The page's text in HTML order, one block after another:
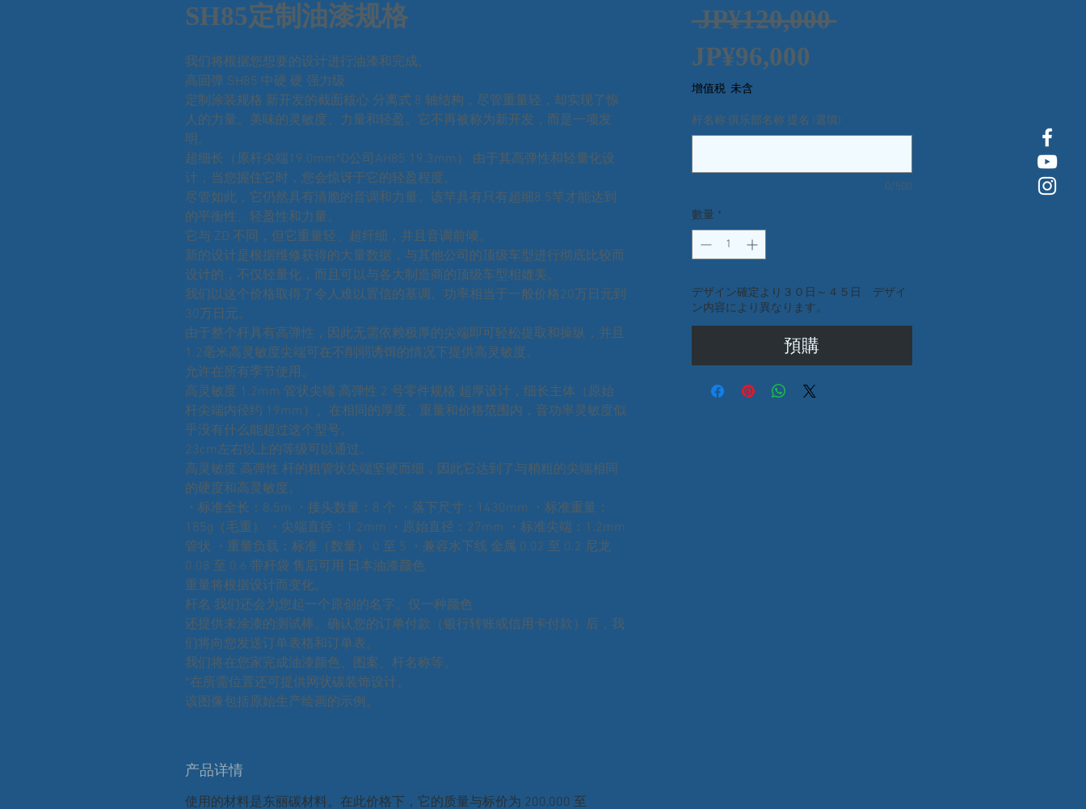
SH85定制油漆规格
我们将根据您想要的设计进行油漆和完成。
高回弹 SH85 中硬 硬 强力级
定制涂装规格 新开发的截面核心 分离式 8 轴结构，尽管重量轻，却实现了惊
人的力量。美味的灵敏度、力量和轻盈。它不再被称为新开发，而是一项发
明。
超细长（原杆尖端19.0mm*D公司AH85 19.3mm） 由于其高弹性和轻量化设
计，当您握住它时，您会惊讶于它的轻盈程度。
尽管如此，它仍然具有清脆的音调和力量。该竿具有只有超细8.5竿才能达到
的平衡性、轻盈性和力量。
它与 ZD 不同，但它重量轻、超纤细，并且音调前倾。
新的设计是根据维修获得的大量数据，与其他公司的顶级车型进行彻底比较而
设计的，不仅轻量化，而且可以与各大制造商的顶级车型相媲美。
我们以这个价格取得了令人难以置信的基调。功率相当于一般价格20万日元到
30万日元。
由于整个杆具有高弹性，因此无需依赖极厚的尖端即可轻松提取和操纵，并且
1.2毫米高灵敏度尖端可在不削弱诱饵的情况下提供高灵敏度。
允许在所有季节使用。
高灵敏度 1.2mm 管状尖端 高弹性 2 号零件规格 超厚设计，细长主体（原始
杆尖端内径约 19mm）。在相同的厚度、重量和价格范围内，音功率灵敏度似
乎没有什么能超过这个型号。
23cm左右以上的等级可以通过。
高灵敏度 高弹性 杆的粗管状尖端坚硬而细，因此它达到了与稍粗的尖端相同
的硬度和高灵敏度。
・标准全长：8.5m ・接头数量：8 个 ・落下尺寸：1430mm ・标准重量：
185g（毛重） ・尖端直径：1.2mm ・原始直径：27mm ・标准尖端：1.2mm
管状 ・重量负载：标准（数量） 0 至 5 ・兼容水下线 金属 0.02 至 0.2 尼龙
0.08 至 0.6 带杆袋 售后可用 日本油漆颜色
重量将根据设计而变化。
杆名 我们还会为您起一个原创的名字。仅一种颜色
还提供未涂漆的测试棒。确认您的订单付款（银行转账或信用卡付款）后，我
们将向您发送订单表格和订单表。
我们将在您家完成油漆颜色、图案、杆名称等。
*在所需位置还可提供网状碳装饰设计。
该图像包括原始生产绘画的示例。
产品详情
使用的材料是东丽碳材料。在此价格下，它的质量与标价为 200,000 至
JP¥120,000 一
格
JP¥96,000
價
格
增值税 未含
杆名称 俱乐部名称 提名 (選填)
0/500
數量 *
デザイン確定より３０日～４５日 デザイ
ン内容により異なります。
預購